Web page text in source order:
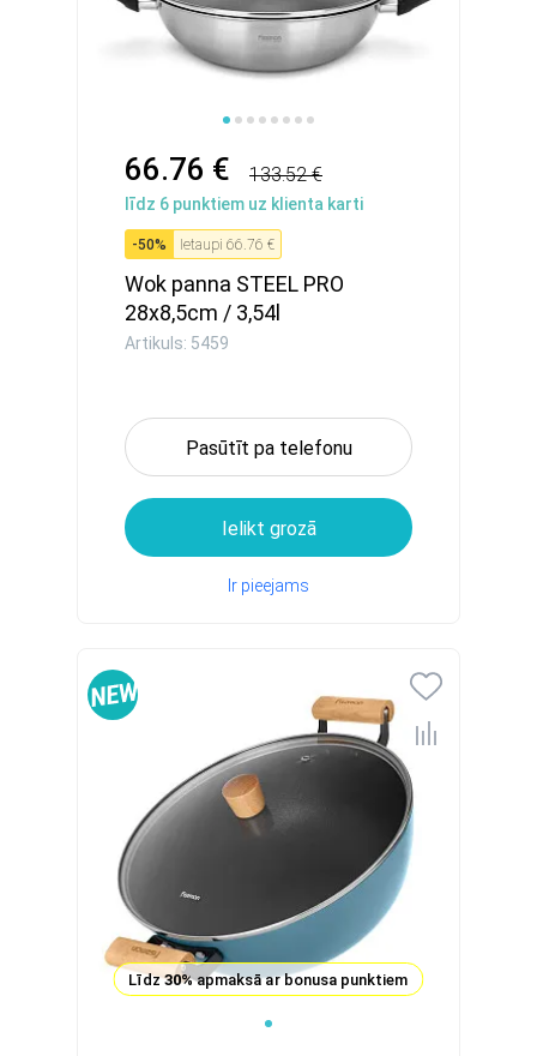
66.76 € 133.52 €
līdz 6 punktiem uz klienta karti
-50% Ietaupi 66.76 €
Wok panna STEEL PRO
28x8,5cm / 3,54l
(nerūsējošais...
Artikuls: 5459
Pasūtīt pa telefonu
Ielikt grozā
Ir pieejams
Līdz30%apmaksā ar bonusa punktiem